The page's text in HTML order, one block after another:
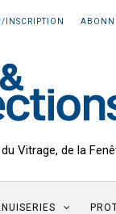
INSCRIPTION
Vitrage, de la